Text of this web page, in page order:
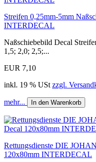
Streifen 0,25mm-5mm
INTERDECAL
Naßschiebebild Decal
1,5; 2,0; 2,5;...
EUR 7,10
inkl. 19 % USt zzgl.
mehr... In den Warenkorb
Rettungsdienste DIE
120x80mm INTERDECAL